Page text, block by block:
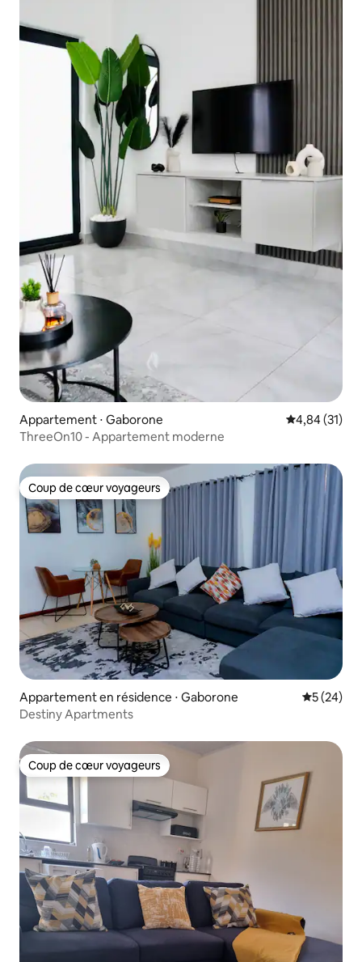
Appartement ⋅ Gaborone Évaluation
4,84 (31)
ThreeOn10 - Appartement moderne
Coup de cœur voyageurs
Coup de cœur voyageurs
Appartement en résidence ⋅ Gaborone
5 (24)
Destiny Apartments
Coup de cœur voyageurs
Coup de cœur voyageurs